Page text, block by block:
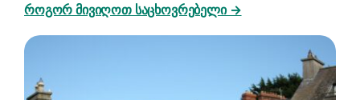
როგორ მივიღოთ საცხოვრებელი →